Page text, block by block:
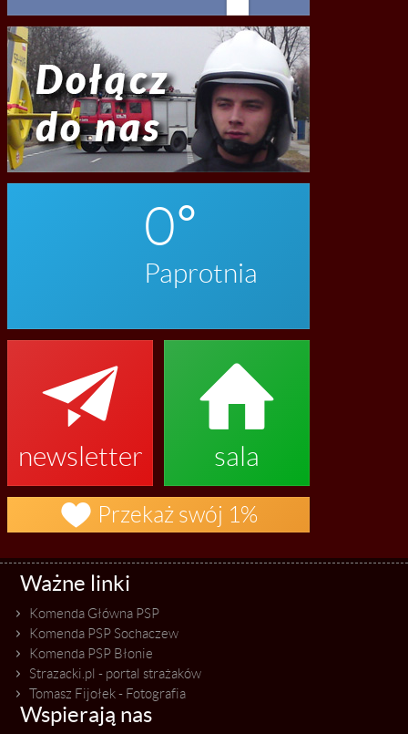
0
Paprotnia

newsletter

sala
 Przekaż swój 1%
Ważne linki
Komenda Główna PSP
Komenda PSP Sochaczew
Komenda PSP Błonie
Strazacki.pl - portal strażaków
Tomasz Fijołek - Fotografia
Wspierają nas